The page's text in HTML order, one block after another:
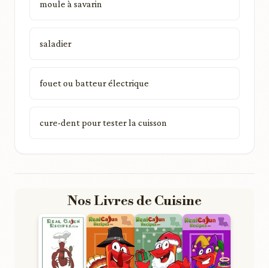
moule à savarin
saladier
fouet ou batteur électrique
cure-dent pour tester la cuisson
Nos Livres de Cuisine